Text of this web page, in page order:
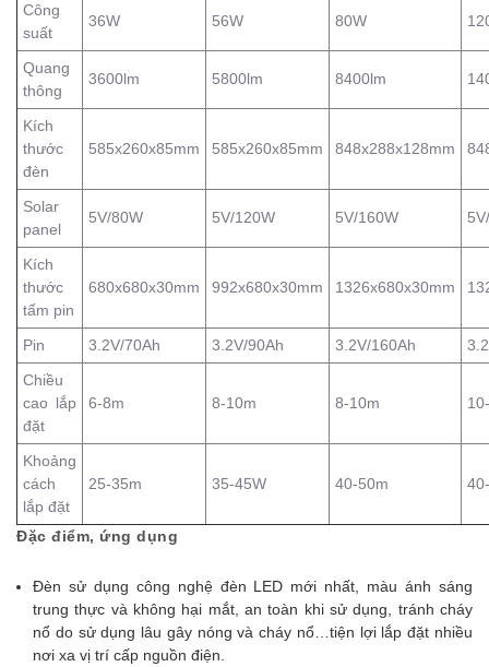
Công
suất
36W 56W 80W
Quang
thông
3600lm 5800lm 8400lm
Kích
thước
đèn
585x260x85mm 585x260x85mm 848x288x128mm
Solar
panel
5V/80W 5V/120W 5V/160W
Kích
thước
tấm pin
680x680x30mm 992x680x30mm 1326x680x30mm
Pin 3.2V/70Ah 3.2V/90Ah 3.2V/160Ah
Chiều
cao lắp
đặt
6-8m 8-10m 8-10m
Khoảng
cách
lắp đặt
25-35m 35-45W 40-50m
Đặc điểm, ứng dụng
Đèn sử dụng công nghệ đèn LED mới nhất, màu ánh sáng
trung thực và không hại mắt, an toàn khi sử dụng, tránh cháy
nổ do sử dụng lâu gây nóng và cháy nổ…tiện lợi lắp đặt nhiều
nơi xa vị trí cấp nguồn điện.